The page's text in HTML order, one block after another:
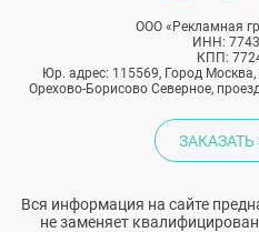
ООО «Рекламная
ИНН:
КПП:
Юр. адрес: 115569, Город
Орехово-Борисово Северное,
Вся информация на сайте
не заменяет